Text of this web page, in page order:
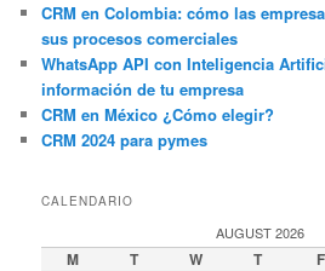
CRM en Colombia: cómo las
sus procesos comerciales
WhatsApp API con Inteligencia
información de tu empresa
CRM en México ¿Cómo elegir?
CRM 2024 para pymes
CALENDARIO
AUGUST 2026
M T W T F